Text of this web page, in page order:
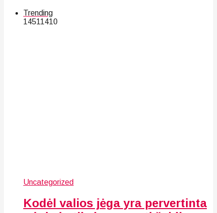
Trending
14511410
Uncategorized
Kodėl valios jėga yra pervertinta